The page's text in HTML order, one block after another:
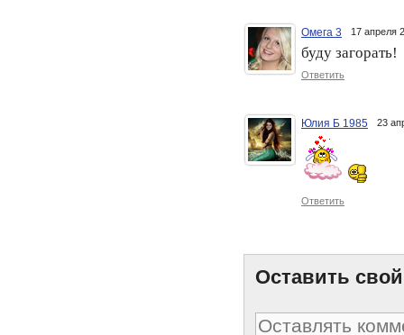
Остановим негативное
действие солнца
Омега 3 17 апреля
буду загорать!
Ответить
Юлия Б 1985 23
Ответить
Оставить